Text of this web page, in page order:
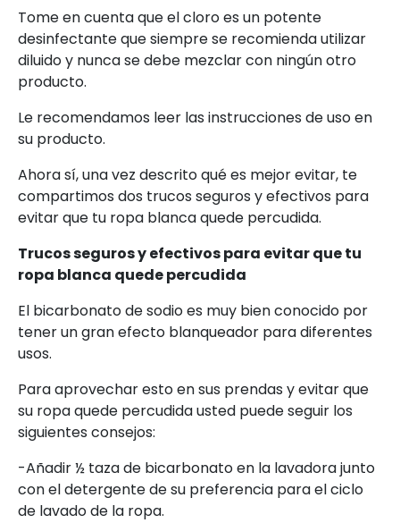
Tome en cuenta que el cloro es un potente
desinfectante que siempre se recomienda utilizar
diluido y nunca se debe mezclar con ningún otro
producto.
Le recomendamos leer las instrucciones de uso en
su producto.
Ahora sí, una vez descrito qué es mejor evitar, te
compartimos dos trucos seguros y efectivos para
evitar que tu ropa blanca quede percudida.
Trucos seguros y efectivos para evitar que tu
ropa blanca quede percudida
El bicarbonato de sodio es muy bien conocido por
tener un gran efecto blanqueador para diferentes
usos.
Para aprovechar esto en sus prendas y evitar que
su ropa quede percudida usted puede seguir los
siguientes consejos:
-Añadir ½ taza de bicarbonato en la lavadora junto
con el detergente de su preferencia para el ciclo
de lavado de la ropa.